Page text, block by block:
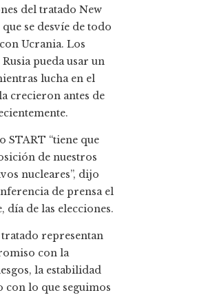
del tratado New
se desvíe de todo
Ucrania. Los
pueda usar un
lucha en el
crecieron antes de
START “tiene que
de nuestros
nucleares”, dijo
de prensa el
día de las elecciones.
representan
con la
la estabilidad
con lo que seguimos